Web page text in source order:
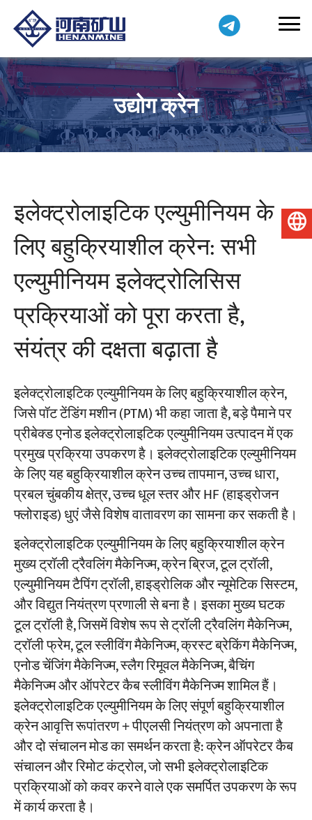
परियोजनाओं
ब्लॉग
समाचार
अनुप्रयोग
हमारे बारे में
संपर्क करें
उद्योग क्रेन
इलेक्ट्रोलाइटिक एल्युमीनियम के
लिए बहुक्रियाशील क्रेन: सभी
एल्युमीनियम इलेक्ट्रोलिसिस
प्रक्रियाओं को पूरा करता है,
संयंत्र की दक्षता बढ़ाता है
इलेक्ट्रोलाइटिक एल्युमीनियम के लिए बहुक्रियाशील क्रेन,
जिसे पॉट टेंडिंग मशीन (PTM) भी कहा जाता है, बड़े पैमाने पर
प्रीबेक्ड एनोड इलेक्ट्रोलाइटिक एल्युमीनियम उत्पादन में एक
प्रमुख प्रक्रिया उपकरण है। इलेक्ट्रोलाइटिक एल्युमीनियम
के लिए यह बहुक्रियाशील क्रेन उच्च तापमान, उच्च धारा,
प्रबल चुंबकीय क्षेत्र, उच्च धूल स्तर और HF (हाइड्रोजन
फ्लोराइड) धुएं जैसे विशेष वातावरण का सामना कर सकती है।
इलेक्ट्रोलाइटिक एल्युमीनियम के लिए बहुक्रियाशील क्रेन
मुख्य ट्रॉली ट्रैवलिंग मैकेनिज्म, क्रेन ब्रिज, टूल ट्रॉली,
एल्युमीनियम टैपिंग ट्रॉली, हाइड्रोलिक और न्यूमेटिक सिस्टम,
और विद्युत नियंत्रण प्रणाली से बना है। इसका मुख्य घटक
टूल ट्रॉली है, जिसमें विशेष रूप से ट्रॉली ट्रैवलिंग मैकेनिज्म,
ट्रॉली फ्रेम, टूल स्लीविंग मैकेनिज्म, क्रस्ट ब्रेकिंग मैकेनिज्म,
एनोड चेंजिंग मैकेनिज्म, स्लैग रिमूवल मैकेनिज्म, बैचिंग
मैकेनिज्म और ऑपरेटर कैब स्लीविंग मैकेनिज्म शामिल हैं।
इलेक्ट्रोलाइटिक एल्युमीनियम के लिए संपूर्ण बहुक्रियाशील
क्रेन आवृत्ति रूपांतरण + पीएलसी नियंत्रण को अपनाता है
और दो संचालन मोड का समर्थन करता है: क्रेन ऑपरेटर कैब
संचालन और रिमोट कंट्रोल, जो सभी इलेक्ट्रोलाइटिक
प्रक्रियाओं को कवर करने वाले एक समर्पित उपकरण के रूप
में कार्य करता है।
हिन्दी